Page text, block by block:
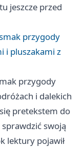
jeszcze przed
przygody
i pluszakami z
przygody
i dalekich
pretekstem do
swoją
lektury pojawił